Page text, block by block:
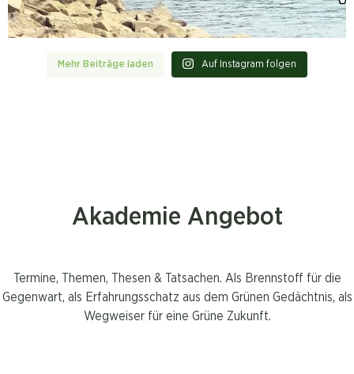
Mehr Beiträge laden Auf Instagram folgen
Akademie Angebot
Termine, Themen, Thesen & Tatsachen. Als Brennstoff für die
Gegenwart, als Erfahrungsschatz aus dem Grünen Gedächtnis, als
Wegweiser für eine Grüne Zukunft.